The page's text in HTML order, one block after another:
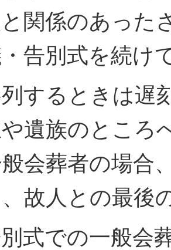
関係のあった
告別式を続け
するときは遅
遺族のところ
会葬者の場合
故人との最後
式での一般会